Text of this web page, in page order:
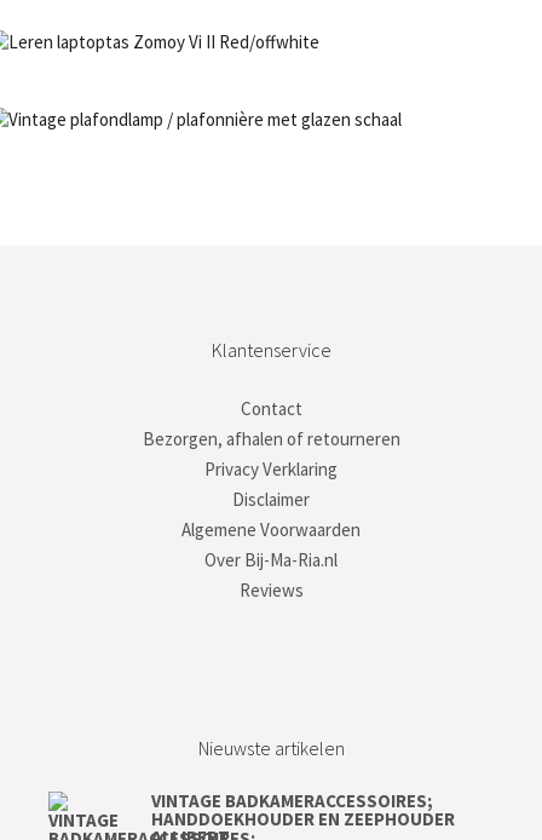
Klantenservice
Contact
Bezorgen, afhalen of retourneren
Privacy Verklaring
Disclaimer
Algemene Voorwaarden
Over Bij-Ma-Ria.nl
Reviews
Nieuwste artikelen
VINTAGE BADKAMERACCESSOIRES;
HANDDOEKHOUDER EN ZEEPHOUDER